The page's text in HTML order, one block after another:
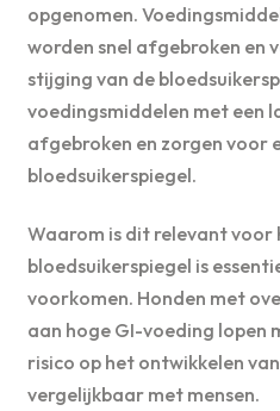
opgenomen.
worden snel afgebroken en
stijging van de
voedingsmiddelen met een
afgebroken en zorgen voor
bloedsuikerspiegel.
Waarom is dit relevant voor
bloedsuikerspiegel is
voorkomen. Honden met
aan hoge GI-voeding lopen
risico op het ontwikkelen
vergelijkbaar met mensen.